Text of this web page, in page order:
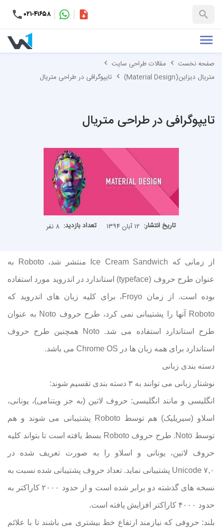
۰۲۱-۴۱۶۵۸
+۹۸-کاتالوگ
صفحه نخست
مقالات طراحی سایت
متریال دیزاین(Material Design)
تایپوگرافی در طراحی متریال
تایپوگرافی در طراحی متریال
تاریخ انتشار: ۱۲ آبان ۱۳۹۴ تعداد بازدید: ۸ نفر
از زمانی که Ice Cream Sandwich منتشر شد، Roboto به
عنوان طرح حروف (typeface) استاندارد در اندروید مورد استفاده
بوده است. از زمان Froyo، برای کلیه زبان های اندروید که
Roboto آنها را پشتیبانی نمی کرد، طرح حروف Noto به عنوان
طرح استاندارد استفاده می شد. Noto همچنین طرح حروف
استاندارد برای همه زبان ها در Chrome OS می باشد.
دسته بندی زبانی
نوشتار زبانی می توانند به ۳ دسته بندی تقسیم شوند:
انگلیسی و مانند انگلیسی: حروف لاتین (به جز ویتنامی)، یونانی،
اسلاو (سیریلیک) هم توسط Roboto پشتیبانی می شوند و هم
توسط Noto. طرح حروف Roboto بسط یافته است تا بتواند کلیه
حروف لاتین، یونانی و اسلاو را به صورت تعریف شده در
Unicode ۷,۰ پشتیبانی نماید. تعداد حروف پشتیبانی شده نسبت به
نسخه های گذشته دو برابر شده است و از حدود ۲۰۰۰ کاراکتر به
حدود ۴۰۰۰ کاراکتر افزایش یافته است.
بلند: حروفی که نیازمند ارتفاع خط بیشتری می باشند تا با علائم